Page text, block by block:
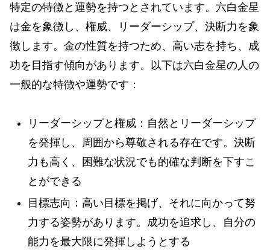
特定の特徴と運勢を持つとされています。六白金星
は金を象徴し、権威、リーダーシップ、決断力を象
徴します。金の性質を持つため、高い志を持ち、成
功を目指す傾向があります。以下は六白金星の人の
一般的な特徴や運勢です：
リーダーシップと権威：自然とリーダーシップ
を発揮し、周囲から尊敬される存在です。決断
力も高く、困難な状況でも的確な判断を下すこ
とができる
目標志向：高い目標を掲げ、それに向かって努
力する姿勢があります。成功を追求し、自分の
能力を最大限に発揮しようとする